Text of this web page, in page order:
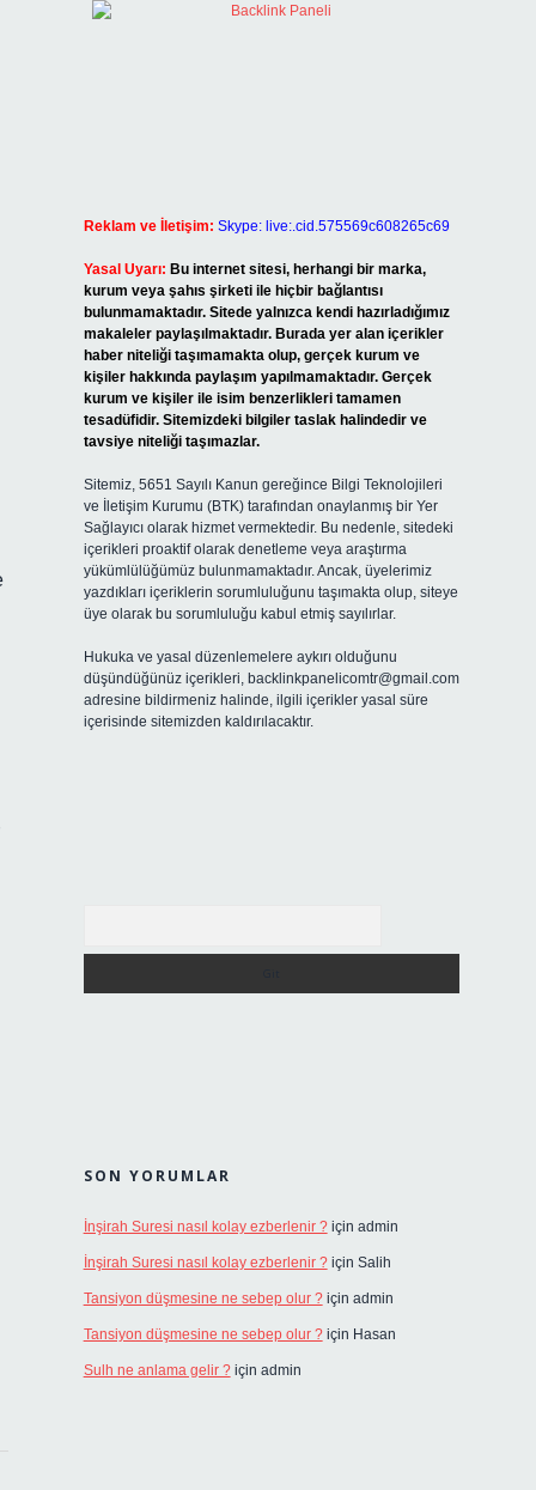
Reklam ve İletişim: Skype: live:.cid.575569c608265c69
Yasal Uyarı: Bu internet sitesi, herhangi bir marka,
kurum veya şahıs şirketi ile hiçbir bağlantısı
bulunmamaktadır. Sitede yalnızca kendi hazırladığımız
makaleler paylaşılmaktadır. Burada yer alan içerikler
haber niteliği taşımamakta olup, gerçek kurum ve
kişiler hakkında paylaşım yapılmamaktadır. Gerçek
kurum ve kişiler ile isim benzerlikleri tamamen
tesadüfidir. Sitemizdeki bilgiler taslak halindedir ve
tavsiye niteliği taşımazlar.
Sitemiz, 5651 Sayılı Kanun gereğince Bilgi Teknolojileri
ve İletişim Kurumu (BTK) tarafından onaylanmış bir Yer
Sağlayıcı olarak hizmet vermektedir. Bu nedenle, sitedeki
içerikleri proaktif olarak denetleme veya araştırma
yükümlülüğümüz bulunmamaktadır. Ancak, üyelerimiz
yazdıkları içeriklerin sorumluluğunu taşımakta olup, siteye
üye olarak bu sorumluluğu kabul etmiş sayılırlar.
Hukuka ve yasal düzenlemelere aykırı olduğunu
düşündüğünüz içerikleri, backlinkpanelicomtr@gmail.com
adresine bildirmeniz halinde, ilgili içerikler yasal süre
içerisinde sitemizden kaldırılacaktır.
SON YORUMLAR
İnşirah Suresi nasıl kolay ezberlenir ?için admin
İnşirah Suresi nasıl kolay ezberlenir ?için Salih
Tansiyon düşmesine ne sebep olur ?için admin
Tansiyon düşmesine ne sebep olur ?için Hasan
Sulh ne anlama gelir ?için admin